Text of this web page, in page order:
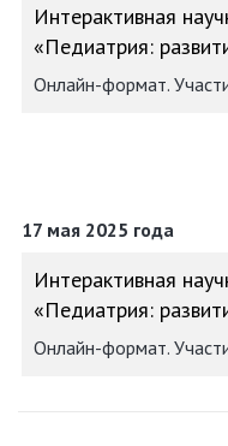
Интерактивная
«Педиатрия:
Онлайн-формат.
17 мая 2025 года
Интерактивная
«Педиатрия:
Онлайн-формат.